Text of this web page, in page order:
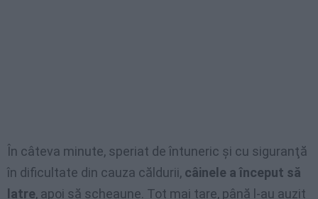
În câteva minute, speriat de întuneric şi cu siguranţă
în dificultate din cauza căldurii, câinele a început să
latre, apoi să scheaune. Tot mai tare, până l-au auzit